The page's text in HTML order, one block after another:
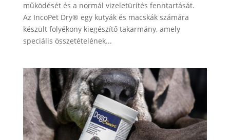
működését és a normál vizeletürítés fenntartását.
Az IncoPet Dry® egy kutyák és macskák számára
készült folyékony kiegészítő takarmány, amely
speciális összetételének...